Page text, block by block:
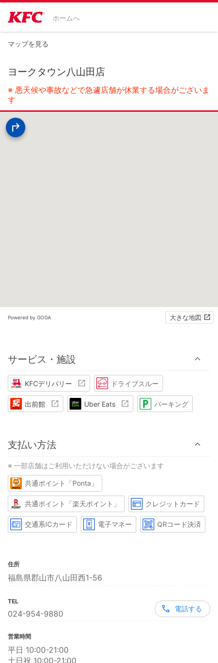
ホームへ
マップを見る
ヨークタウン八山田店
※ 悪天候や事故などで急遽店舗が休業する場合がございま
す
Powered by GOGA 大きな地図
サービス・施設
KFCデリバリー ドライブスルー
出前館 Uber Eats パーキング
支払い方法
※ 一部店舗はご利用いただけない場合がございます
共通ポイント「Ponta」
共通ポイント「楽天ポイント」 クレジットカード
交通系ICカード 電子マネー QRコード決済
住所
福島県郡山市八山田西1-56
TEL
024-954-9880
電話する
営業時間
平日 10:00-21:00
土日祝 10:00-21:00